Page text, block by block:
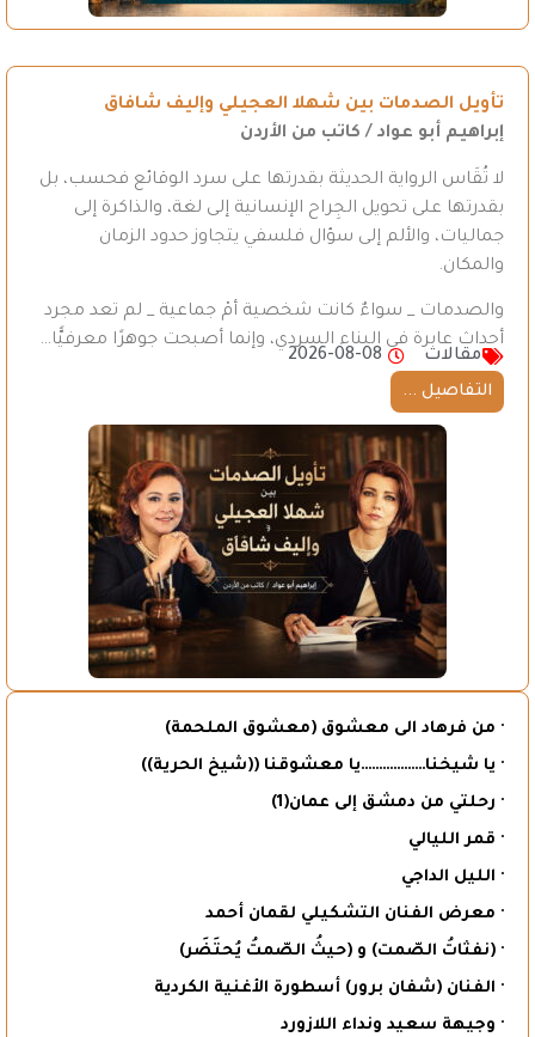
تأويل الصدمات بين شهلا العجيلي وإليف شافاق
إبراهيم أبو عواد / كاتب من الأردن
لا تُقَاس الرواية الحديثة بقدرتها على سرد الوقائع فحسب، بل
بقدرتها على تحويل الجِراح الإنسانية إلى لغة، والذاكرة إلى
جماليات، والألم إلى سؤال فلسفي يتجاوز حدود الزمان
والمكان.
والصدمات _ سواءٌ كانت شخصية أمْ جماعية _ لم تعد مجرد
أحداث عابرة في البناء السردي، وإنما أصبحت جوهرًا معرفيًّا…
مقالات
2026-08-08
التفاصيل ...
· من فرهاد الى معشوق (معشوق الملحمة)
· يا شيخنا………………يا معشوقنا ((شيخ الحرية))
· رحلتي من دمشق إلى عمان(1)
· قمر الليالي
· الليل الداجي
· معرض الفنان التشكيلي لقمان أحمد
· (نفثاتُ الصّمت) و (حيثُ الصّمتُ يُحتَضَر)
· الفنان (شفان برور) أسطورة الأغنية الكردية
· وجيهة سعيد ونداء اللازورد